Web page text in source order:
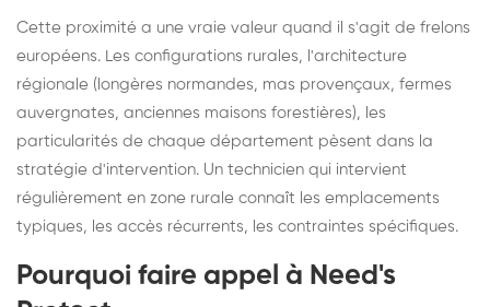
Cette proximité a une vraie valeur quand il s'agit de frelons
européens. Les configurations rurales, l'architecture
régionale (longères normandes, mas provençaux, fermes
auvergnates, anciennes maisons forestières), les
particularités de chaque département pèsent dans la
stratégie d'intervention. Un technicien qui intervient
régulièrement en zone rurale connaît les emplacements
typiques, les accès récurrents, les contraintes spécifiques.
Pourquoi faire appel à Need's